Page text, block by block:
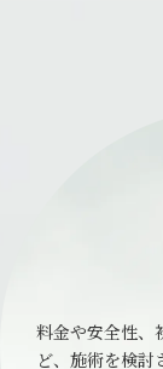
料金や安全性、
ど、施術を検